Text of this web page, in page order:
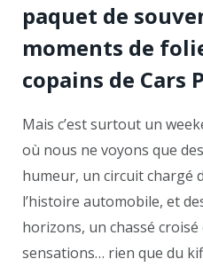
paquet de
moments de
copains de Cars
Mais c’est surtout un
où nous ne voyons que
humeur, un circuit chargé
l’histoire automobile, et
horizons, un chassé croisé
sensations… rien que du